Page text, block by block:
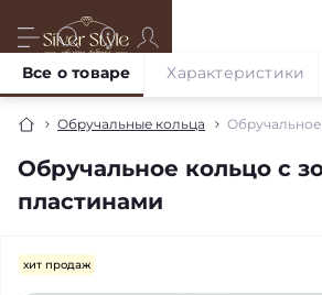
Обручальные кольца
Обручальное кольцо с
пластинами
Все о товаре Характеристики
хит продаж